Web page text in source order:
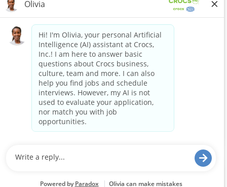
Surfez sur la vague Crocs
Rejoindre le Crocs Club
Achetez maintenant
Acheter des Crocs
Boutique HEYDUDE
Rester connecté